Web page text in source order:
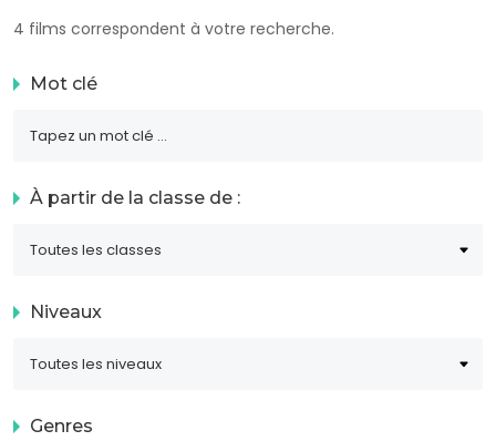
4 films correspondent à votre recherche.
Mot clé
À partir de la classe de :
Niveaux
Genres